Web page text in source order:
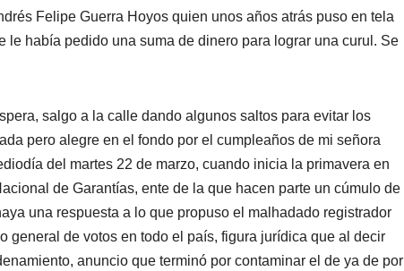
Felipe Guerra Hoyos quien unos años atrás puso en tela
le había pedido una suma de dinero para lograr una curul. Se
salgo a la calle dando algunos saltos para evitar los
pero alegre en el fondo por el cumpleaños de mi señora
del martes 22 de marzo, cuando inicia la primavera en
de Garantías, ente de la que hacen parte un cúmulo de
una respuesta a lo que propuso el malhadado registrador
general de votos en todo el país, figura jurídica que al decir
anuncio que terminó por contaminar el de ya de por